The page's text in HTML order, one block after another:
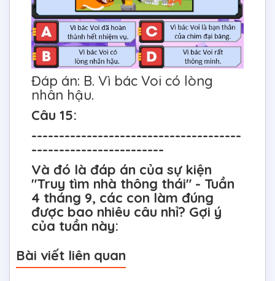
Đáp án: B. Vì bác Voi có lòng
nhân hậu.
Câu 15:
--------------------------------------
------------------------
Và đó là đáp án của sự kiện
"Truy tìm nhà thông thái" - Tuần
4 tháng 9, các con làm đúng
được bao nhiêu câu nhỉ? Gợi ý
của tuần này:
Bài viết liên quan